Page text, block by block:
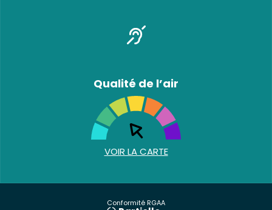
Qualité de l’air
VOIR LA CARTE
Conformité RGAA